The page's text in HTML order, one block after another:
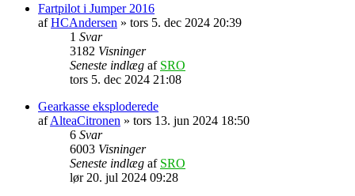
Fartpilot i Jumper 2016
afHCAndersen » tors 5. dec 2024 20:39
1 Svar
3182 Visninger
Seneste indlæg af SRO
tors 5. dec 2024 21:08
Gearkasse eksploderede
afAlteaCitronen » tors 13. jun 2024 18:50
6 Svar
6003 Visninger
Seneste indlæg af SRO
lør 20. jul 2024 09:28